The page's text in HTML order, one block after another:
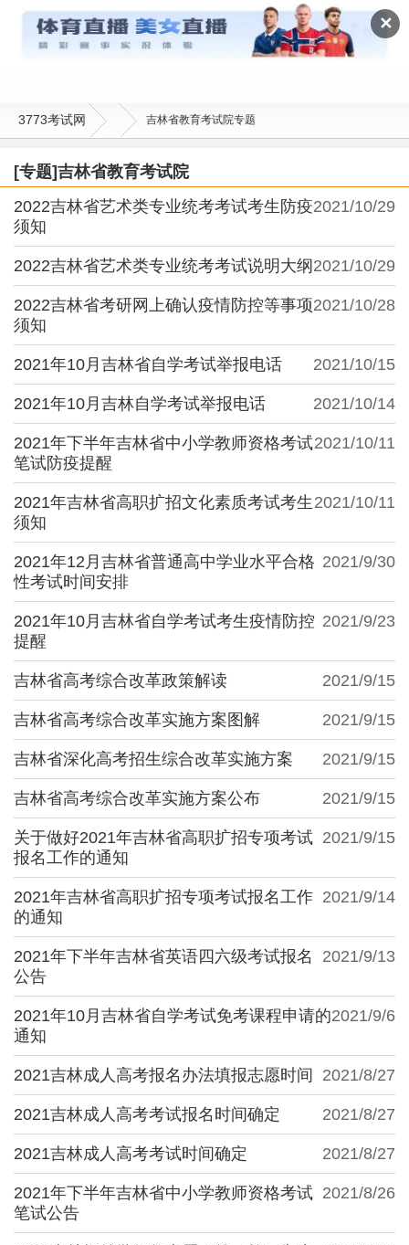
✕
吉林省教育考试院
3773考试网 吉林省教育考试院专题
[专题]吉林省教育考试院
2021/10/29
2022吉林省艺术类专业统考考试考生防疫
须知
2021/10/29
2022吉林省艺术类专业统考考试说明大纲
2021/10/28
2022吉林省考研网上确认疫情防控等事项
须知
2021/10/15
2021年10月吉林省自学考试举报电话
2021/10/14
2021年10月吉林自学考试举报电话
2021/10/11
2021年下半年吉林省中小学教师资格考试
笔试防疫提醒
2021/10/11
2021年吉林省高职扩招文化素质考试考生
须知
2021/9/30
2021年12月吉林省普通高中学业水平合格
性考试时间安排
2021/9/23
2021年10月吉林省自学考试考生疫情防控
提醒
2021/9/15
吉林省高考综合改革政策解读
2021/9/15
吉林省高考综合改革实施方案图解
2021/9/15
吉林省深化高考招生综合改革实施方案
2021/9/15
吉林省高考综合改革实施方案公布
2021/9/15
关于做好2021年吉林省高职扩招专项考试
报名工作的通知
2021/9/14
2021年吉林省高职扩招专项考试报名工作
的通知
2021/9/13
2021年下半年吉林省英语四六级考试报名
公告
2021/9/6
2021年10月吉林省自学考试免考课程申请的
通知
2021/8/27
2021吉林成人高考报名办法填报志愿时间
2021/8/27
2021吉林成人高考考试报名时间确定
2021/8/27
2021吉林成人高考考试时间确定
2021/8/26
2021年下半年吉林省中小学教师资格考试
笔试公告